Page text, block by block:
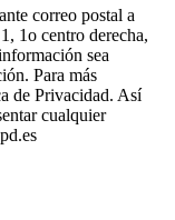
correo postal a
1o centro derecha,
sea
Para más
de Privacidad. Así
cualquier